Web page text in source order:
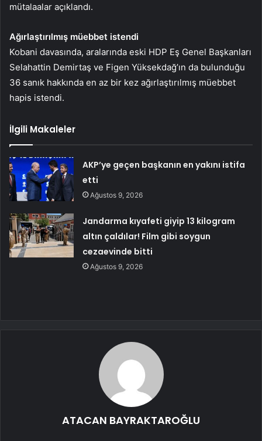
mütalaalar açıklandı.
Ağırlaştırılmış müebbet istendi
Kobani davasında, aralarında eski HDP Eş Genel Başkanları
Selahattin Demirtaş ve Figen Yüksekdağ’ın da bulunduğu
36 sanık hakkında en az bir kez ağırlaştırılmış müebbet
hapis istendi.
İlgili Makaleler
AKP’ye geçen başkanın en yakını istifa
etti
Ağustos 9, 2026
Jandarma kıyafeti giyip 13 kilogram
altın çaldılar! Film gibi soygun
cezaevinde bitti
Ağustos 9, 2026
ATACAN BAYRAKTAROĞLU